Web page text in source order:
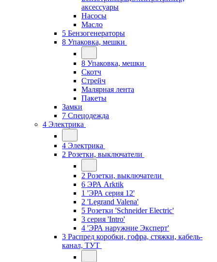
аксессуары
Насосы
Масло
5 Бензогенераторы
8 Упаковка, мешки
8 Упаковка, мешки
Скотч
Стрейч
Малярная лента
Пакеты
Замки
7 Спецодежда
4 Электрика
4 Электрика
2 Розетки, выключатели
2 Розетки, выключатели
6 ЭРА Arktik
1 'ЭРА серия 12'
2 'Legrand Valena'
5 Розетки 'Schneider Electric'
3 серия 'Intro'
4 'ЭРА наружние Эксперт'
3 Распред коробки, гофра, стяжки, кабель-
канал, ТУТ